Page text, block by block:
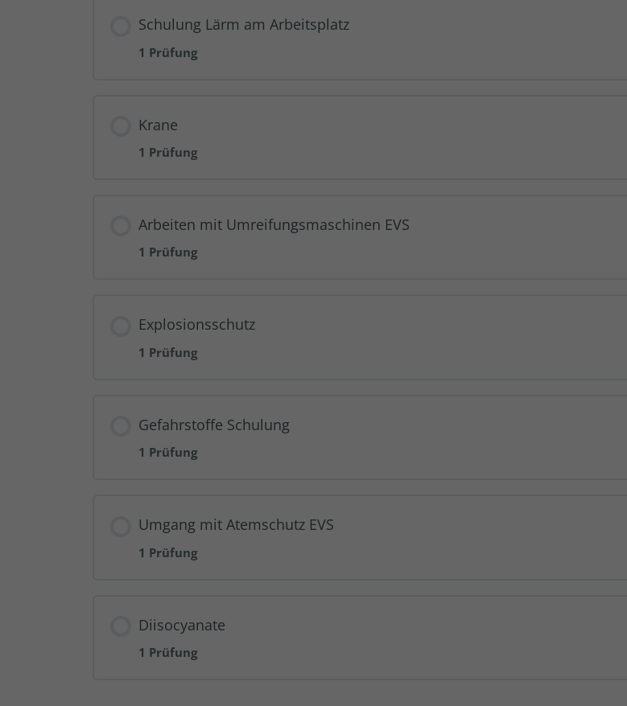
Schulung Lärm am Arbeitsplatz
1 Prüfung
Krane
1 Prüfung
Arbeiten mit Umreifungsmaschinen EVS
1 Prüfung
Explosionsschutz
1 Prüfung
Gefahrstoffe Schulung
1 Prüfung
Umgang mit Atemschutz EVS
1 Prüfung
Diisocyanate
1 Prüfung